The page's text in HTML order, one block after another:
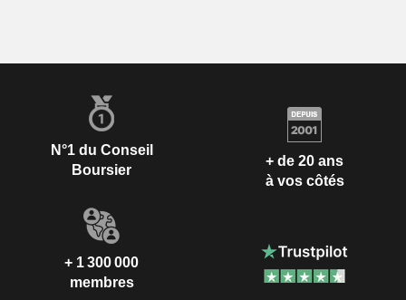
N°1 du Conseil
Boursier
+ de 20 ans
à vos côtés
+ 1 300 000
membres